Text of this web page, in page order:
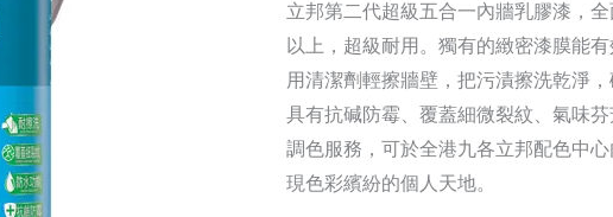
立邦第二代超級五合一內牆乳膠漆，
以上，超級耐用。獨有的緻密漆膜能
用清潔劑輕擦牆壁，把污漬擦洗乾淨
具有抗碱防霉、覆蓋細微裂紋、氣味
調色服務，可於全港九各立邦配色中
現色彩繽紛的個人天地。